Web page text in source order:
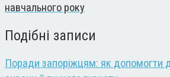
навчального року
Подібні записи
Поради запоріжцям: як допомогти